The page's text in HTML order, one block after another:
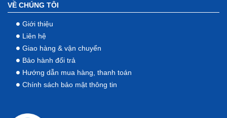
VỀ CHÚNG TÔI
Giới thiệu
Liên hệ
Giao hàng & vận chuyển
Bảo hành đổi trả
Hướng dẫn mua hàng, thanh toán
Chính sách bảo mật thông tin